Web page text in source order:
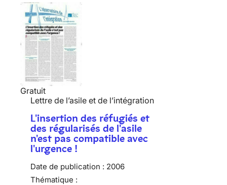
Gratuit
Lettre de l’asile et de l’intégration
L'insertion des réfugiés et
des régularisés de l'asile
n'est pas compatible avec
l'urgence !
Date de publication : 2006
Thématique :